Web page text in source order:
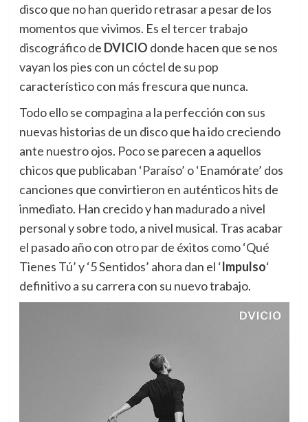
disco que no han querido retrasar a pesar de los
momentos que vivimos. Es el tercer trabajo
discográfico de DVICIO donde hacen que se nos
vayan los pies con un cóctel de su pop
característico con más frescura que nunca.
Todo ello se compagina a la perfección con sus
nuevas historias de un disco que ha ido creciendo
ante nuestro ojos. Poco se parecen a aquellos
chicos que publicaban ‘Paraíso’ o ‘Enamórate’ dos
canciones que convirtieron en auténticos hits de
inmediato. Han crecido y han madurado a nivel
personal y sobre todo, a nivel musical. Tras acabar
el pasado año con otro par de éxitos como ‘Qué
Tienes Tú’ y ‘5 Sentidos’ ahora dan el ‘Impulso‘
definitivo a su carrera con su nuevo trabajo.